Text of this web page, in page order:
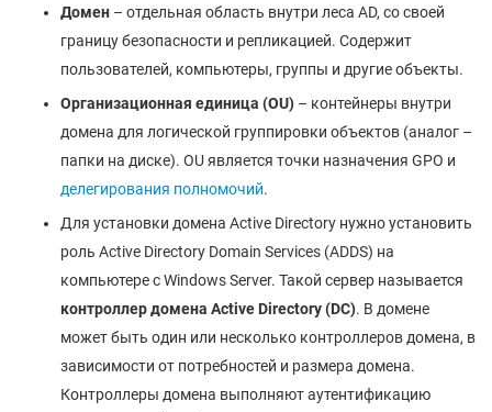
Домен – отдельная область внутри леса AD, со своей
границу безопасности и репликацией. Содержит
пользователей, компьютеры, группы и другие объекты.
Организационная единица (OU) – контейнеры внутри
домена для логической группировки объектов (аналог –
папки на диске). OU является точки назначения GPO и
делегирования полномочий.
Для установки домена Active Directory нужно установить
роль Active Directory Domain Services (ADDS) на
компьютере с Windows Server. Такой сервер называется
контроллер домена Active Directory(DC). В домене
может быть один или несколько контроллеров домена, в
зависимости от потребностей и размера домена.
Контроллеры домена выполняют аутентификацию